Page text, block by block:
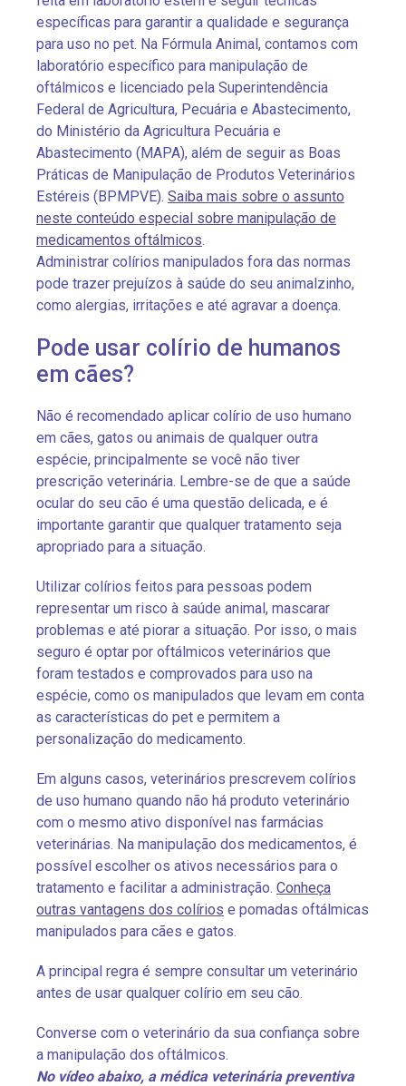
específicas para garantir a qualidade e segurança
para uso no pet. Na Fórmula Animal, contamos com
laboratório específico para manipulação de
oftálmicos e licenciado pela Superintendência
Federal de Agricultura, Pecuária e Abastecimento,
do Ministério da Agricultura Pecuária e
Abastecimento (MAPA), além de seguir as Boas
Práticas de Manipulação de Produtos Veterinários
Estéreis (BPMPVE). Saiba mais sobre o assunto
neste conteúdo especial sobre manipulação de
medicamentos oftálmicos.
Administrar colírios manipulados fora das normas
pode trazer prejuízos à saúde do seu animalzinho,
como alergias, irritações e até agravar a doença.
Pode usar colírio de humanos
em cães?
Não é recomendado aplicar colírio de uso humano
em cães, gatos ou animais de qualquer outra
espécie, principalmente se você não tiver
prescrição veterinária. Lembre-se de que a saúde
ocular do seu cão é uma questão delicada, e é
importante garantir que qualquer tratamento seja
apropriado para a situação.
Utilizar colírios feitos para pessoas podem
representar um risco à saúde animal, mascarar
problemas e até piorar a situação. Por isso, o mais
seguro é optar por oftálmicos veterinários que
foram testados e comprovados para uso na
espécie, como os manipulados que levam em conta
as características do pet e permitem a
personalização do medicamento.
Em alguns casos, veterinários prescrevem colírios
de uso humano quando não há produto veterinário
com o mesmo ativo disponível nas farmácias
veterinárias. Na manipulação dos medicamentos, é
possível escolher os ativos necessários para o
tratamento e facilitar a administração. Conheça
outras vantagens dos colírios e pomadas oftálmicas
manipulados para cães e gatos.
A principal regra é sempre consultar um veterinário
antes de usar qualquer colírio em seu cão.
Converse com o veterinário da sua confiança sobre
a manipulação dos oftálmicos.
No vídeo abaixo, a médica veterinária preventiva